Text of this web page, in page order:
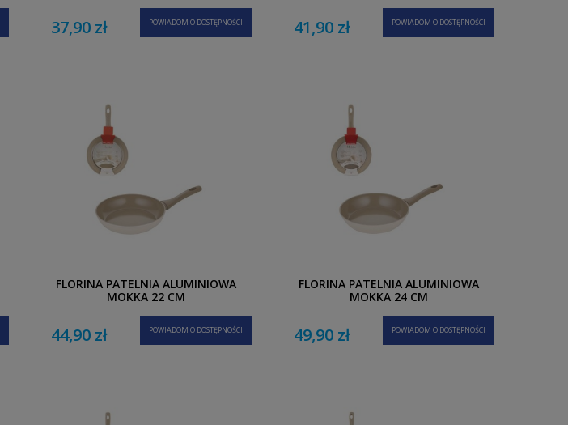
37,90 zł POWIADOM O DOSTĘPNOŚCI 41,90 zł POWIADOM O DOSTĘPNOŚCI
FLORINA PATELNIA ALUMINIOWA
MOKKA 22 CM
44,90 zł POWIADOM O DOSTĘPNOŚCI
FLORINA PATELNIA ALUMINIOWA
MOKKA 24 CM
49,90 zł POWIADOM O DOSTĘPNOŚCI